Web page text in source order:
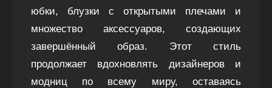
юбки, блузки с открытыми плечами и
множество аксессуаров, создающих
завершённый образ. Этот стиль
продолжает вдохновлять дизайнеров и
модниц по всему миру, оставаясь